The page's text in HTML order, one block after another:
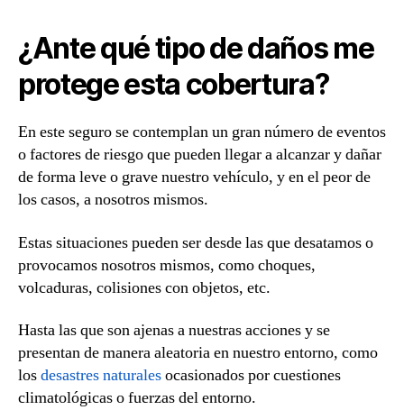
¿Ante qué tipo de daños me
protege esta cobertura?
En este seguro se contemplan un gran número de eventos
o factores de riesgo que pueden llegar a alcanzar y dañar
de forma leve o grave nuestro vehículo, y en el peor de
los casos, a nosotros mismos.
Estas situaciones pueden ser desde las que desatamos o
provocamos nosotros mismos, como choques,
volcaduras, colisiones con objetos, etc.
Hasta las que son ajenas a nuestras acciones y se
presentan de manera aleatoria en nuestro entorno, como
losdesastres naturalesocasionados por cuestiones
climatológicas o fuerzas del entorno.